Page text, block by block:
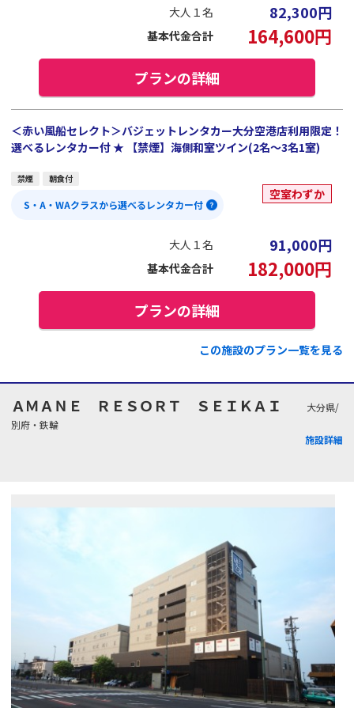
大人１名 82,300円
基本代金合計 164,600円
プランの詳細
＜赤い風船セレクト＞バジェットレンタカー大分空港店利用限定！
選べるレンタカー付 ★ 【禁煙】海側和室ツイン(2名～3名1室)
禁煙 朝食付
S・A・WAクラスから選べるレンタカー付
空室わずか
大人１名 91,000円
基本代金合計 182,000円
プランの詳細
この施設のプラン一覧を見る
ＡＭＡＮＥ ＲＥＳＯＲＴ ＳＥＩＫＡＩ
大分県/
別府・鉄輪
施設詳細